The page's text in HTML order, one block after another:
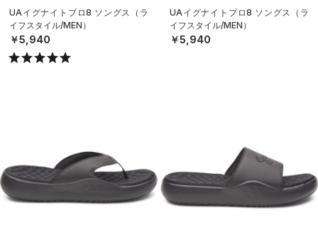
UAイグナイトプロ8 ソングス（ラ
イフスタイル/MEN）
￥5,940
UAイグナイトプロ8 ソングス（ラ
イフスタイル/MEN）
￥5,940